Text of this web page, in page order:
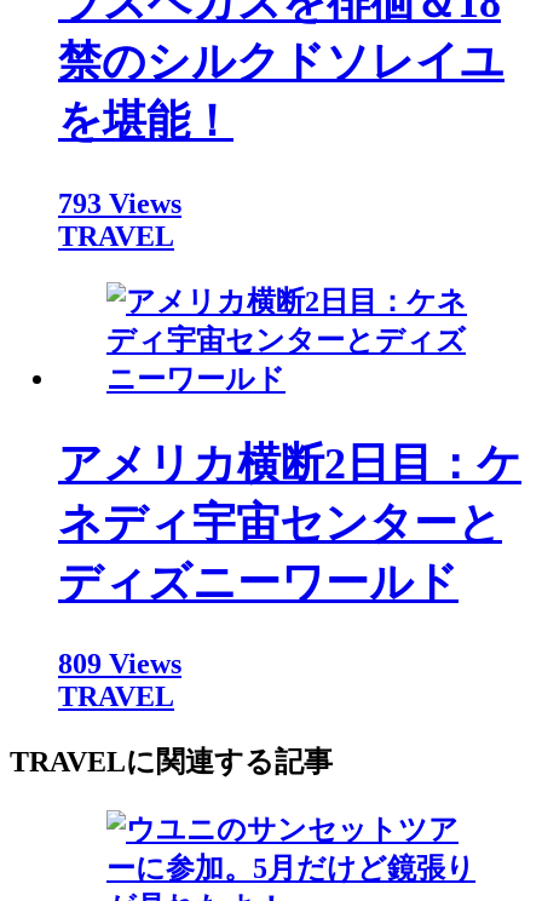
禁のシルクドソレイユ
を堪能！
793 Views
TRAVEL
アメリカ横断2日目：ケ
ネディ宇宙センターと
ディズニーワールド
809 Views
TRAVEL
TRAVELに関連する記事